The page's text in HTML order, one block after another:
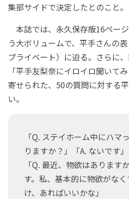
集部サイドで決定したとのこと。
本誌では、永久保存版16ペー
う大ボリュームで、平手さんの
プライベート）に迫る。さらに
「平手友梨奈にイロイロ聞い
寄せられた、50の質問に対する
い。
「Q. ステイホーム中にハマ
りますか？」「A. ないです」
「Q. 最近、物欲はあります
す。私、基本的に物欲がな
け、あればいいかな」